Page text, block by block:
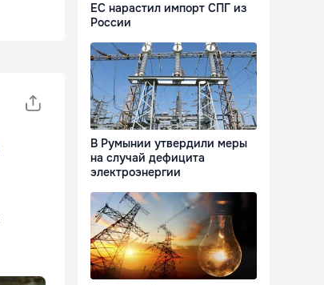
ЕС нарастил импорт СПГ из
России
В Румынии утвердили меры
на случай дефицита
электроэнергии